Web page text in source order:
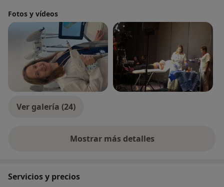
Fotos y vídeos
Ver galería (24)
Mostrar más detalles
sobre la experiencia
Servicios y precios